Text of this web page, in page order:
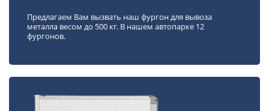
Предлагаем Вам вызвать наш фургон для вывоза
металла весом до 500 кг. В нашем автопарке 12
фургонов.